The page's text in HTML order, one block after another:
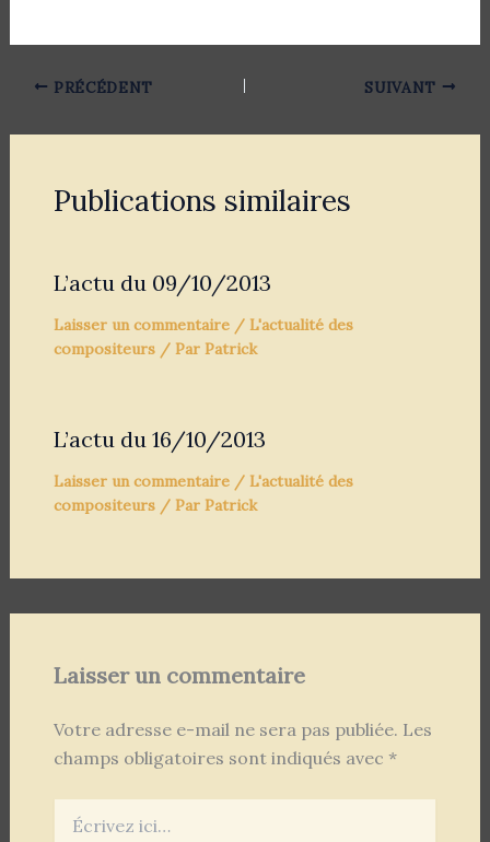
PRÉCÉDENT SUIVANT
Publications similaires
L’actu du 09/10/2013
Laisser un commentaire / L'actualité des
compositeurs/ Par Patrick
L’actu du 16/10/2013
Laisser un commentaire / L'actualité des
compositeurs/ Par Patrick
Laisser un commentaire
Votre adresse e-mail ne sera pas publiée. Les
champs obligatoires sont indiqués avec *
ici…